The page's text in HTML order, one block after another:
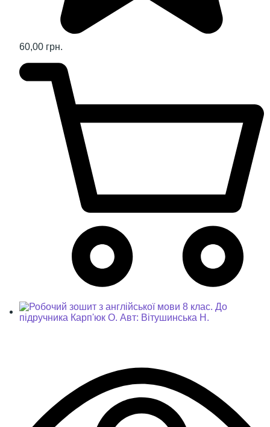
60,00 грн.